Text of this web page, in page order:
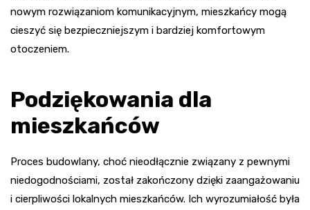
nowym rozwiązaniom komunikacyjnym, mieszkańcy mogą
cieszyć się bezpieczniejszym i bardziej komfortowym
otoczeniem.
Podziękowania dla
mieszkańców
Proces budowlany, choć nieodłącznie związany z pewnymi
niedogodnościami, został zakończony dzięki zaangażowaniu
i cierpliwości lokalnych mieszkańców. Ich wyrozumiałość była